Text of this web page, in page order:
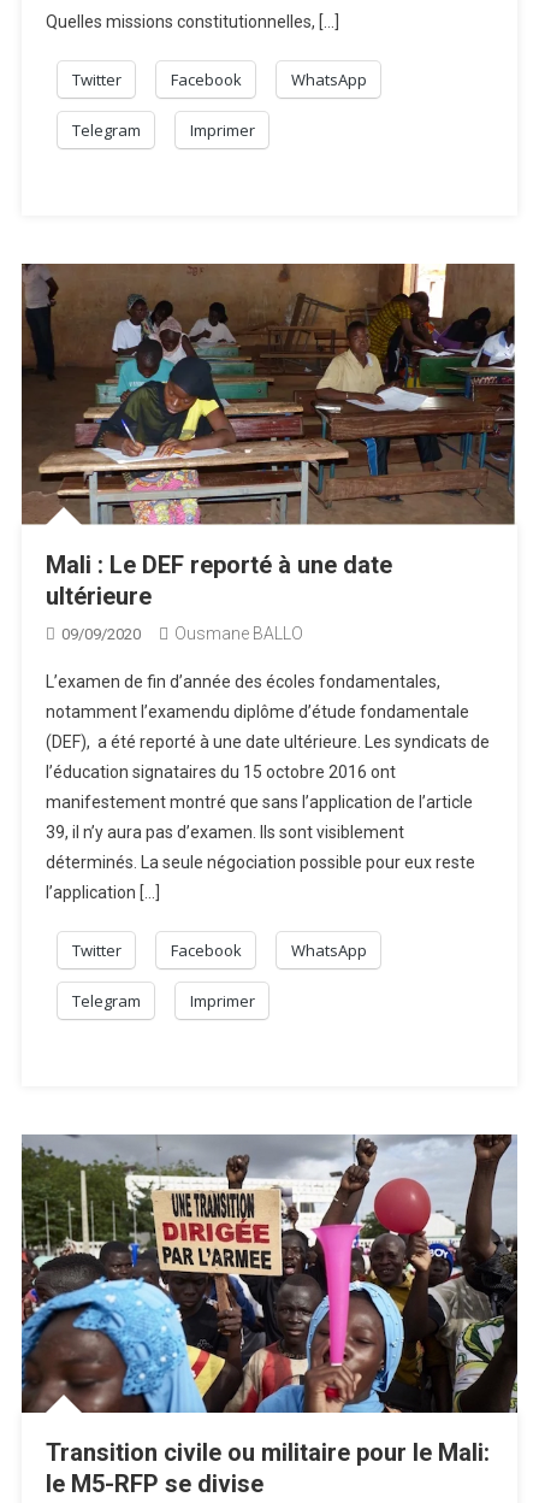
Quelles missions constitutionnelles, […]
Twitter Facebook WhatsApp
Telegram Imprimer
Mali : Le DEF reporté à une date
ultérieure
09/09/2020 Ousmane BALLO
L’examen de fin d’année des écoles fondamentales,
notamment l’examendu diplôme d’étude fondamentale
(DEF), a été reporté à une date ultérieure. Les syndicats de
l’éducation signataires du 15 octobre 2016 ont
manifestement montré que sans l’application de l’article
39, il n’y aura pas d’examen. Ils sont visiblement
déterminés. La seule négociation possible pour eux reste
l’application […]
Twitter Facebook WhatsApp
Telegram Imprimer
Transition civile ou militaire pour le Mali:
le M5-RFP se divise